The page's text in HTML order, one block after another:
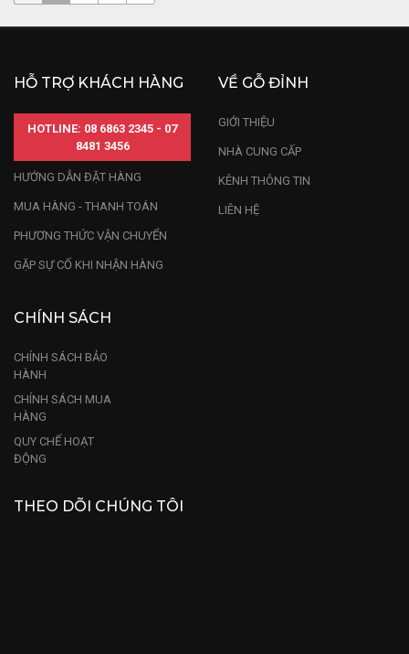
HỖ TRỢ KHÁCH HÀNG
HOTLINE: 08 6863 2345 - 07
8481 3456
HƯỚNG DẪN ĐẶT HÀNG
MUA HÀNG - THANH TOÁN
PHƯƠNG THỨC VẬN CHUYỂN
GẶP SỰ CỐ KHI NHẬN HÀNG
VỀ GỖ ĐỈNH
GIỚI THIỆU
NHÀ CUNG CẤP
KÊNH THÔNG TIN
LIÊN HỆ
CHÍNH SÁCH
CHÍNH SÁCH BẢO
HÀNH
CHÍNH SÁCH MUA
HÀNG
QUY CHẾ HOẠT
ĐỘNG
THEO DÕI CHÚNG TÔI